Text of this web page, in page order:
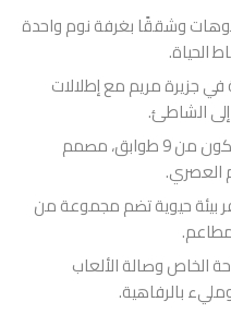
وشققًا بغرفة نوم واحدة
الحياة.
في جزيرة مريم مع إطلالات
إلى الشاطئ.
مبنى سكني منخفض الارتفاع مكون من 9 طوابق، مصمم
العصري.
900 متر يوفر بيئة حيوية تضم مجموعة من
الخاص وصالة الألعاب
بالرفاهية.